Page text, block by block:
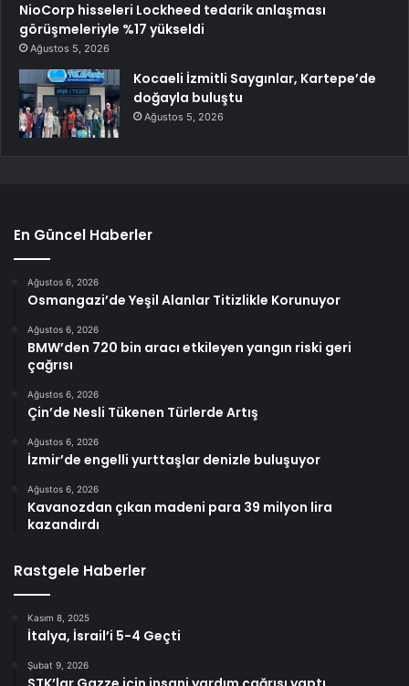
NioCorp hisseleri Lockheed tedarik anlaşması
görüşmeleriyle %17 yükseldi
Ağustos 5, 2026
Kocaeli İzmitli Saygınlar, Kartepe’de
doğayla buluştu
Ağustos 5, 2026
En Güncel Haberler
Ağustos 6, 2026
Osmangazi’de Yeşil Alanlar Titizlikle Korunuyor
Ağustos 6, 2026
BMW’den 720 bin aracı etkileyen yangın riski geri
çağrısı
Ağustos 6, 2026
Çin’de Nesli Tükenen Türlerde Artış
Ağustos 6, 2026
İzmir’de engelli yurttaşlar denizle buluşuyor
Ağustos 6, 2026
Kavanozdan çıkan madeni para 39 milyon lira
kazandırdı
Rastgele Haberler
Kasım 8, 2025
İtalya, İsrail’i 5-4 Geçti
Şubat 9, 2026